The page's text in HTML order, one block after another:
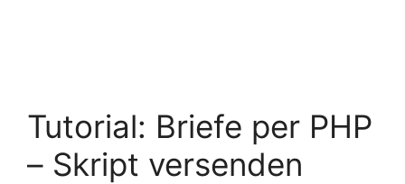
Tutorial: Briefe per PHP
– Skript versenden